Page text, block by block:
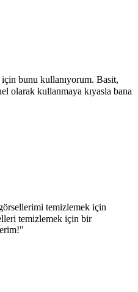
bunu kullanıyorum. Basit,
temizlemek için
olarak kullanmaya kıyasla bana
temizlemek için bir
"